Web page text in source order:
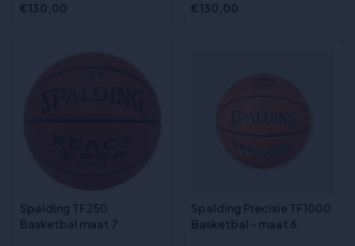
€130,00
€130,00
Spalding TF250
Basketbal maat 7
Spalding Precisie TF1000
Basketbal - maat 6